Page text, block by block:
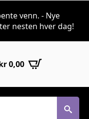
venn. - Nye
nesten hver dag!
0,00